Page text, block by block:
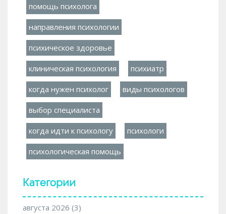
помощь психолога
направления психологии
психическое здоровье
клиническая психология психиатр
когда нужен психолог виды психологов
выбор специалиста
когда идти к психологу психологи
психологическая помощь
Категории
августа 2026 (3)